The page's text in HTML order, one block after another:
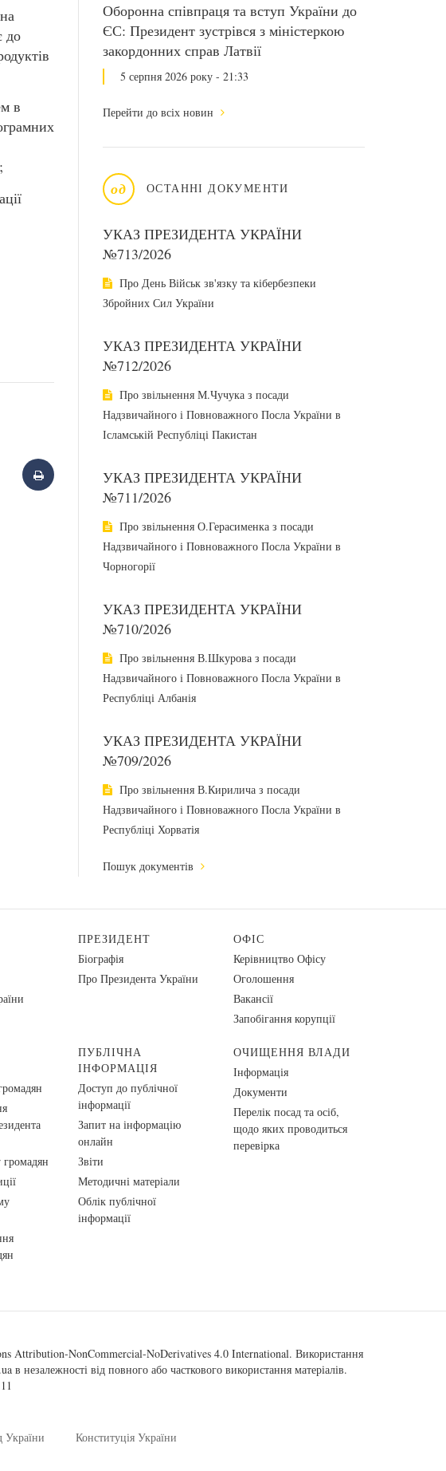
Оборонна співпраця та вступ України до
ЄС: Президент зустрівся з міністеркою
закордонних справ Латвії
5 серпня 2026 року - 21:33
Перейти до всіх новин
од ОСТАННІ ДОКУМЕНТИ
УКАЗ ПРЕЗИДЕНТА УКРАЇНИ
№713/2026
Про День Військ зв'язку та кібербезпеки
Збройних Сил України
УКАЗ ПРЕЗИДЕНТА УКРАЇНИ
№712/2026
Про звільнення М.Чучука з посади
Надзвичайного і Повноважного Посла України в
Ісламській Республіці Пакистан
УКАЗ ПРЕЗИДЕНТА УКРАЇНИ
№711/2026
Про звільнення О.Герасименка з посади
Надзвичайного і Повноважного Посла України в
Чорногорії
УКАЗ ПРЕЗИДЕНТА УКРАЇНИ
№710/2026
Про звільнення В.Шкурова з посади
Надзвичайного і Повноважного Посла України в
Республіці Албанія
УКАЗ ПРЕЗИДЕНТА УКРАЇНИ
№709/2026
Про звільнення В.Кирилича з посади
Надзвичайного і Повноважного Посла України в
Республіці Хорватія
Пошук документів
до
в
ПРЕЗИДЕНТ
Біографія
Про Президента України
ОФІС
Керівництво Офісу
Оголошення
Вакансії
Запобігання корупції
ПУБЛІЧНА
ІНФОРМАЦІЯ
Доступ до публічної
інформації
Запит на інформацію
онлайн
Звіти
Методичні матеріали
Облік публічної
інформації
ОЧИЩЕННЯ ВЛАДИ
Інформація
Документи
Перелік посад та осіб,
щодо яких проводиться
перевірка
Attribution-NonCommercial-NoDerivatives 4.0 International. Використання
в незалежності від повного або часткового використання матеріалів.
України Конституція України